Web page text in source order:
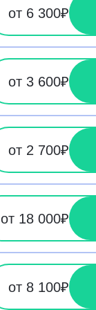
от 6 300₽
от 3 600₽
от 2 700₽
от 18 000₽
от 8 100₽